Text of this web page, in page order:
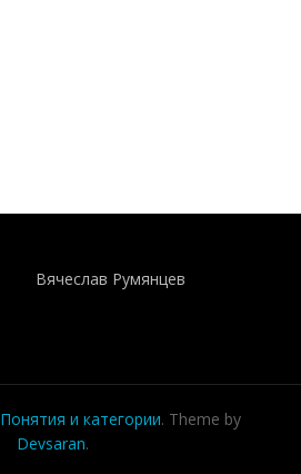
Вячеслав Румянцев
Понятия и категории. Theme by
Devsaran.